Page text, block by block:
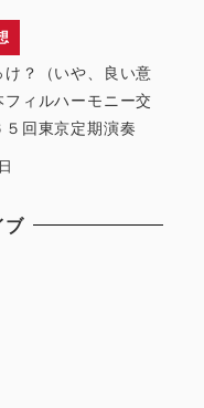
？（いや、良い意
ィルハーモニー交
回東京定期演奏
ブ